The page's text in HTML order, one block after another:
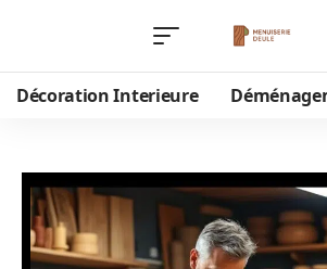
Décoration Interieure